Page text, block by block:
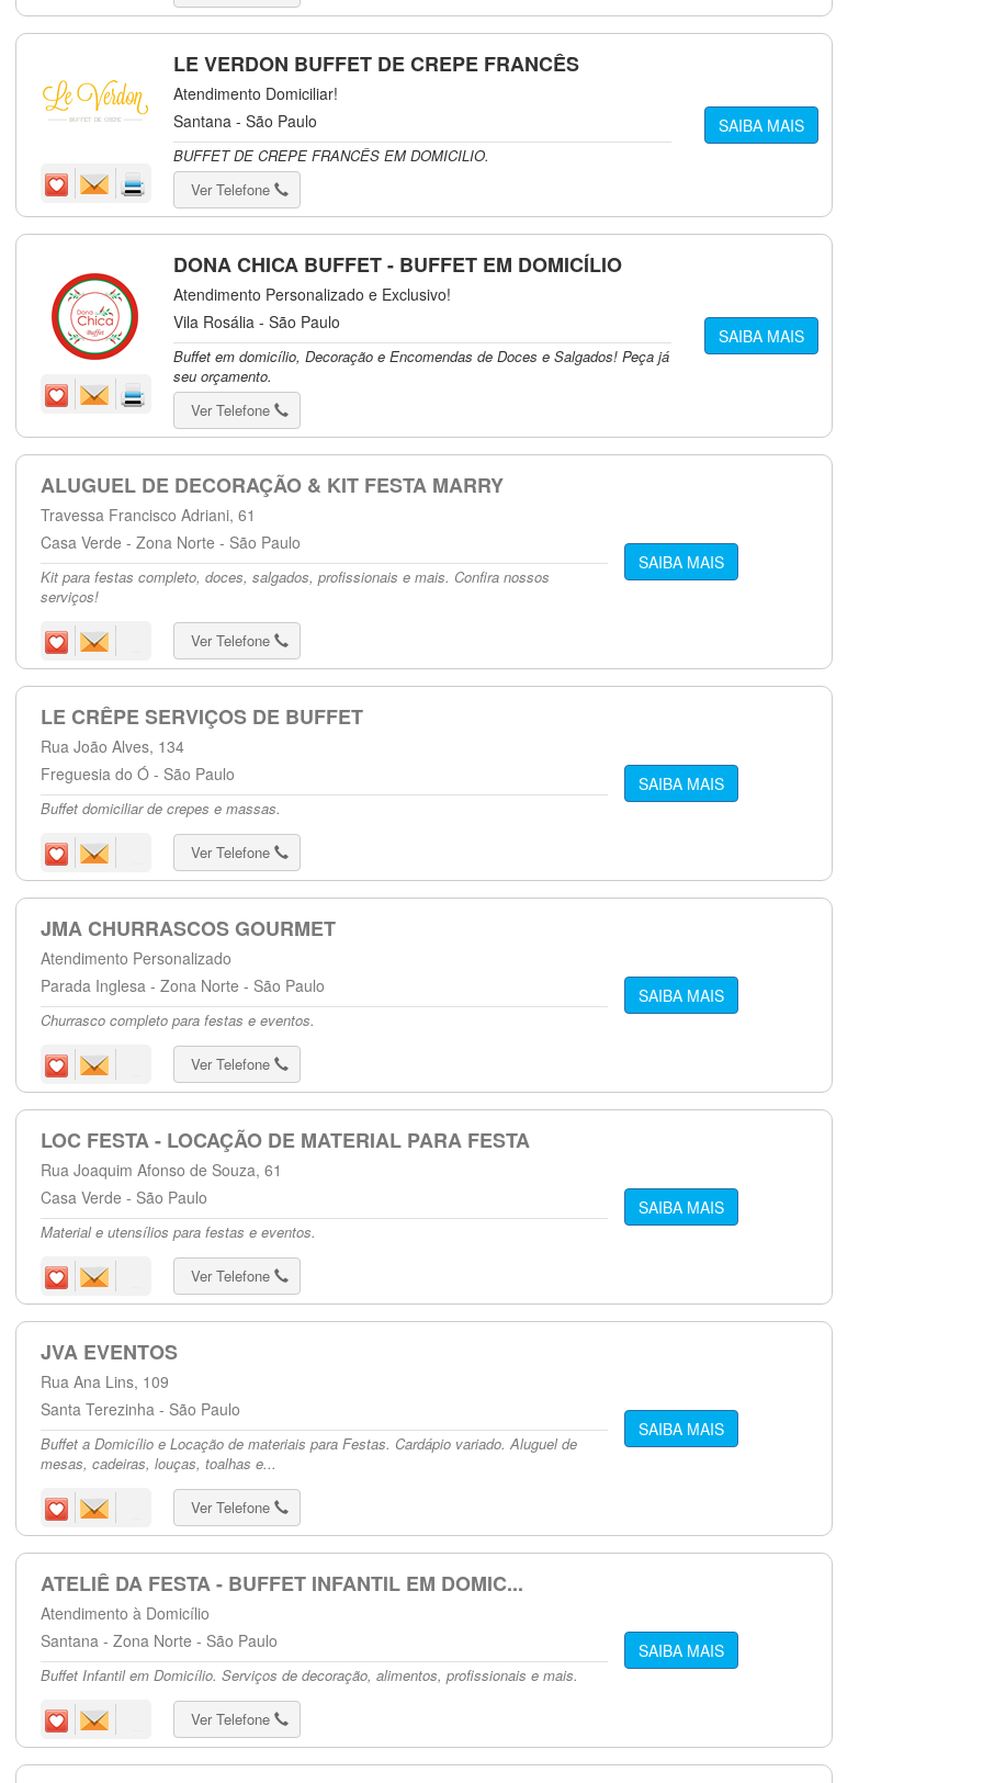
LE VERDON BUFFET DE CREPE FRANCÊS
Atendimento Domiciliar!
Santana - São Paulo
BUFFET DE CREPE FRANCÊS EM DOMICILIO.
Ver Telefone
SAIBA MAIS
DONA CHICA BUFFET - BUFFET EM DOMICÍLIO
Atendimento Personalizado e Exclusivo!
Vila Rosália - São Paulo
Buffet em domicílio, Decoração e Encomendas de Doces e Salgados! Peça já
seu orçamento.
Ver Telefone
SAIBA MAIS
ALUGUEL DE DECORAÇÃO & KIT FESTA MARRY
Travessa Francisco Adriani, 61
Casa Verde - Zona Norte - São Paulo
Kit para festas completo, doces, salgados, profissionais e mais. Confira nossos
serviços!
Ver Telefone
SAIBA MAIS
LE CRÊPE SERVIÇOS DE BUFFET
Rua João Alves, 134
Freguesia do Ó - São Paulo
Buffet domiciliar de crepes e massas.
Ver Telefone
SAIBA MAIS
JMA CHURRASCOS GOURMET
Atendimento Personalizado
Parada Inglesa - Zona Norte - São Paulo
Churrasco completo para festas e eventos.
Ver Telefone
SAIBA MAIS
LOC FESTA - LOCAÇÃO DE MATERIAL PARA FESTA
Rua Joaquim Afonso de Souza, 61
Casa Verde - São Paulo
Material e utensílios para festas e eventos.
Ver Telefone
SAIBA MAIS
JVA EVENTOS
Rua Ana Lins, 109
Santa Terezinha - São Paulo
Buffet a Domicílio e Locação de materiais para Festas. Cardápio variado. Aluguel de
mesas, cadeiras, louças, toalhas e...
Ver Telefone
SAIBA MAIS
ATELIÊ DA FESTA - BUFFET INFANTIL EM DOMIC...
Atendimento à Domicílio
Santana - Zona Norte - São Paulo
Buffet Infantil em Domicílio. Serviços de decoração, alimentos, profissionais e mais.
Ver Telefone
SAIBA MAIS